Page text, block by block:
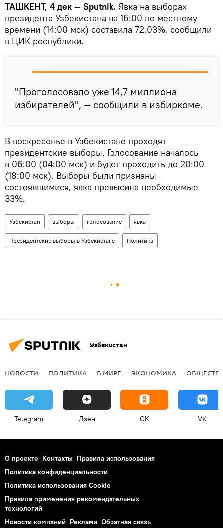
ТАШКЕНТ, 4 дек — Sputnik. Явка на выборах
президента Узбекистана на 16:00 по местному
времени (14:00 мск) составила 72,03%, сообщили
в ЦИК республики.
"Проголосовало уже 14,7 миллиона
избирателей", — сообщили в избиркоме.
В воскресенье в Узбекистане проходят
президентские выборы. Голосование началось
в 06:00 (04:00 мск) и будет проходить до 20:00
(18:00 мск). Выборы были признаны
состоявшимися, явка превысила необходимые
33%.
Узбекистан выборы голосование явка
Президентские выборы в Узбекистане Политика
Узбекистан
НОВОСТИ ПОЛИТИКА В МИРЕ ЭКОНОМИКА
Telegram Дзен OK VK
О проекте Контакты Правила использования
Политика конфиденциальности
Политика использования Cookie
Правила применения рекомендательных
технологий
Новости компаний Реклама Обратная связь